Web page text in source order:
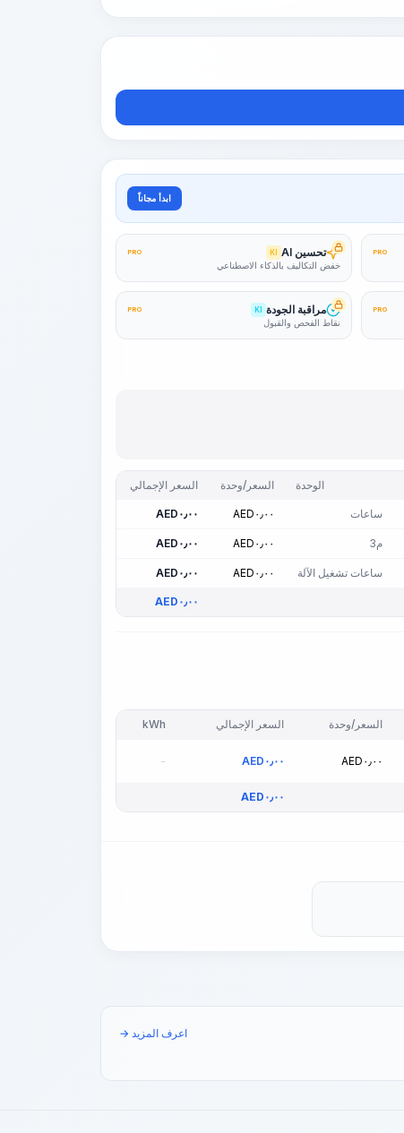
ابدأ مجاناً
PRO تحسين AI KI
PRO
خفض التكاليف بالذكاء الاصطناعي
PRO مراقبة الجودة KI
PRO
نقاط الفحص والقبول
الوحدة السعر/وحدة السعر الإجمالي
ساعات AED ٠٫٠٠ AED ٠٫٠٠
م3 AED ٠٫٠٠ AED ٠٫٠٠
ساعات تشغيل الآلة AED ٠٫٠٠ AED ٠٫٠٠
AED ٠٫٠٠
السعر/وحدة السعر الإجمالي kWh
AED ٠٫٠٠ AED ٠٫٠٠ -
AED ٠٫٠٠
اعرف المزيد →